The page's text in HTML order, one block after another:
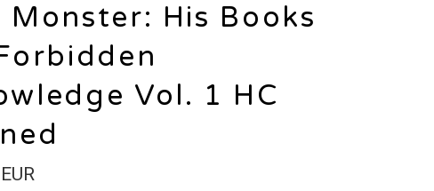
Monster: His Books
Vol. 1 HC